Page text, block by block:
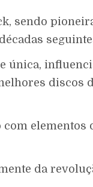
sendo
discos
da